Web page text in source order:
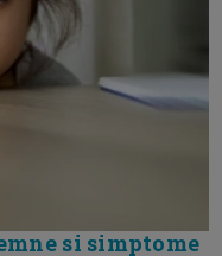
si simptome